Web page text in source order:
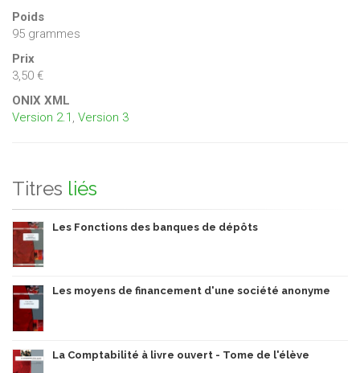
Poids
95 grammes
Prix
3,50 €
ONIX XML
Version 2.1 , Version 3
Titres liés
Les Fonctions des banques de dépôts
Les moyens de financement d'une société anonyme
La Comptabilité à livre ouvert - Tome de l'élève